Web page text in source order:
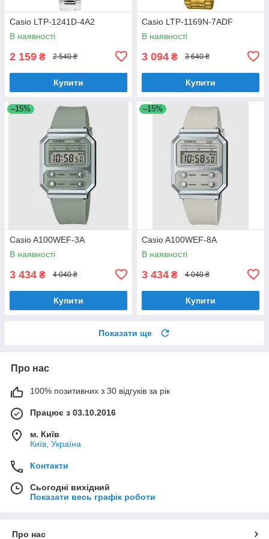
Casio LTP-1241D-4A2
В наявності
2 159 ₴ 2 540 ₴
Купити
Casio LTP-1169N-7ADF
В наявності
3 094 ₴ 3 640 ₴
Купити
–15%
Casio A100WEF-3A
В наявності
3 434 ₴ 4 040 ₴
Купити
–15%
Casio A100WEF-8A
В наявності
3 434 ₴ 4 040 ₴
Купити
Показати ще
Про нас
100% позитивних з 30 відгуків за рік
Працює з 03.10.2016
м. Київ
Київ, Україна
Контакти
Сьогодні вихідний
Показати весь графік роботи
Про нас